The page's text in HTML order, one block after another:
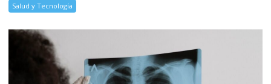
Salud y Tecnología